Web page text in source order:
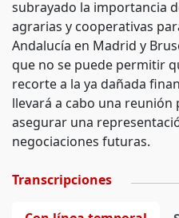
subrayado la importancia
agrarias y cooperativas
Andalucía en Madrid y
que no se puede permitir
recorte a la ya dañada
llevará a cabo una
asegurar una
negociaciones futuras.
Transcripciones